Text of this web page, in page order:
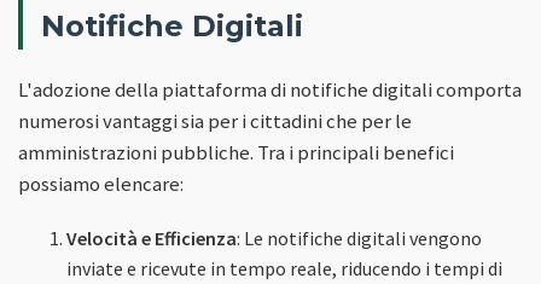
Notifiche Digitali
L'adozione della piattaforma di notifiche digitali comporta
numerosi vantaggi sia per i cittadini che per le
amministrazioni pubbliche. Tra i principali benefici
possiamo elencare:
Velocità e Efficienza: Le notifiche digitali vengono
inviate e ricevute in tempo reale, riducendo i tempi di